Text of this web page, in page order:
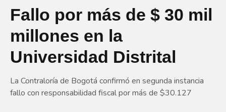
Fallo por más de $ 30 mil
millones en la
Universidad Distrital
La Contraloría de Bogotá confirmó en segunda instancia
fallo con responsabilidad fiscal por más de $30.127